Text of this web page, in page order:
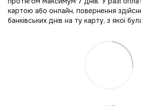
картою або онлайн, повернення
банківських днів на ту карту, з якої